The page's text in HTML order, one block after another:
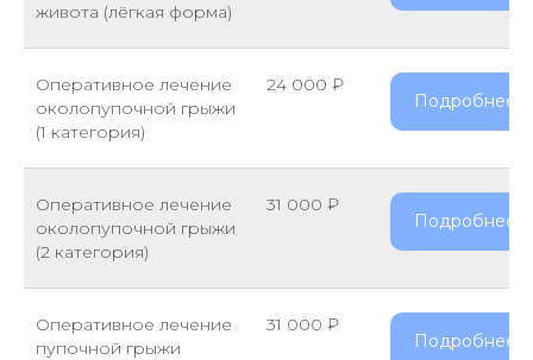
живота (лёгкая форма)
Оперативное лечение
околопупочной грыжи
(1 категория)
24 000 ₽
Подробнее
Оперативное лечение
околопупочной грыжи
(2 категория)
31 000 ₽
Подробнее
Оперативное лечение
пупочной грыжи
31 000 ₽
Подробнее